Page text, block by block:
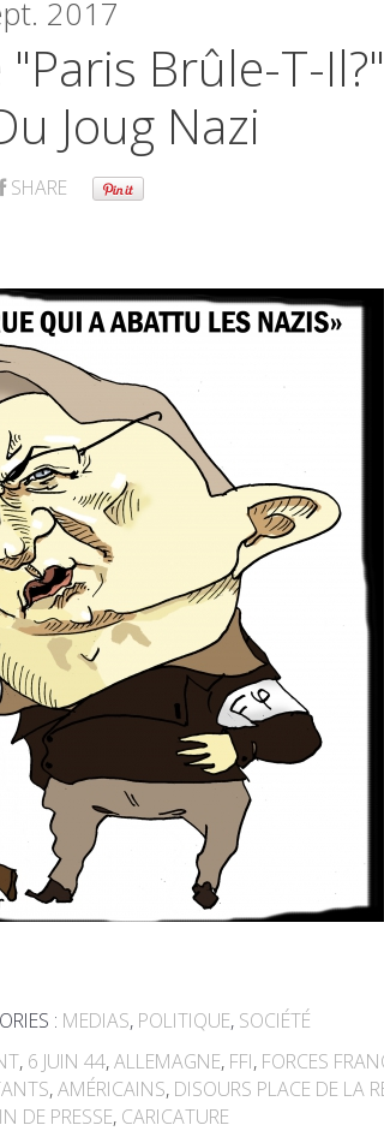
2017
Brûle-T-
Joug Nazi
SHARE
: MEDIAS, POLITIQUE, SOCIÉTÉ
, 6 JUIN 44,ALLEMAGNE, FFI, FORCES
,AMÉRICAINS, DISOURS PLACE DE LA
DE PRESSE, CARICATURE